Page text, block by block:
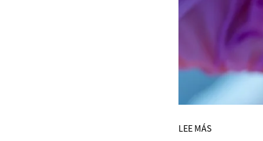
LEE MÁS